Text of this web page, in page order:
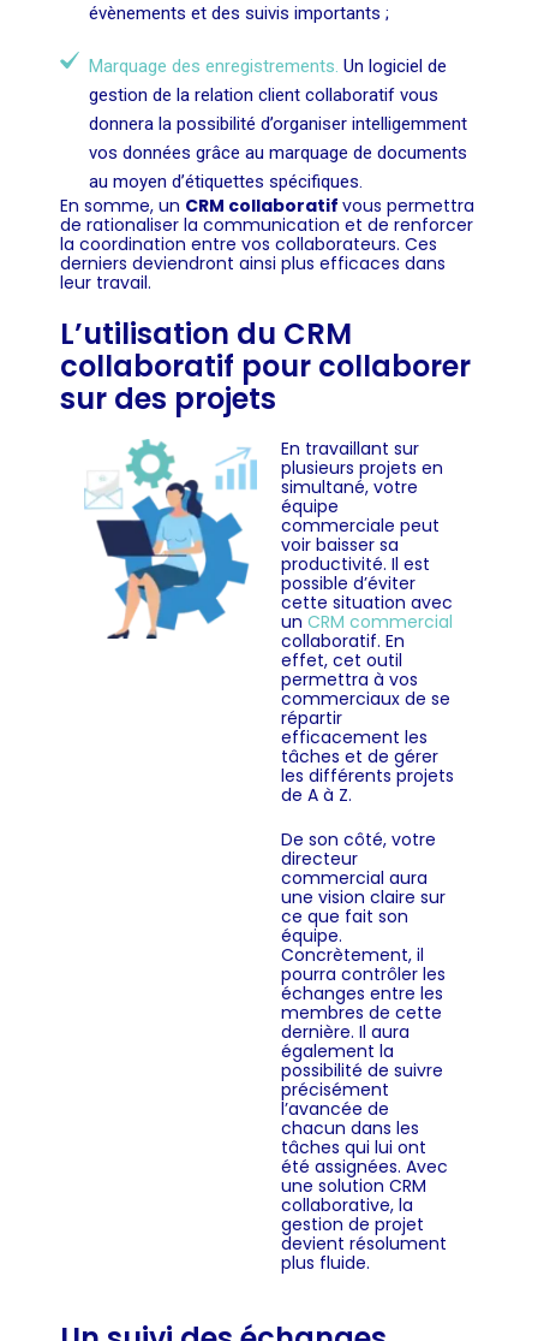
évènements et des suivis importants ;
Marquage des enregistrements. Un logiciel de
gestion de la relation client collaboratif vous
donnera la possibilité d’organiser intelligemment
vos données grâce au marquage de documents
au moyen d’étiquettes spécifiques.
En somme, un CRM collaboratif vous permettra
de rationaliser la communication et de renforcer
la coordination entre vos collaborateurs. Ces
derniers deviendront ainsi plus efficaces dans
leur travail.
L’utilisation du CRM
collaboratif pour collaborer
sur des projets
En travaillant sur
plusieurs projets en
simultané, votre
équipe
commerciale peut
voir baisser sa
productivité. Il est
possible d’éviter
cette situation avec
un CRM commercial
collaboratif. En
effet, cet outil
permettra à vos
commerciaux de se
répartir
efficacement les
tâches et de gérer
les différents projets
de A à Z.
De son côté, votre
directeur
commercial aura
une vision claire sur
ce que fait son
équipe.
Concrètement, il
pourra contrôler les
échanges entre les
membres de cette
dernière. Il aura
également la
possibilité de suivre
précisément
l’avancée de
chacun dans les
tâches qui lui ont
été assignées. Avec
une solution CRM
collaborative, la
gestion de projet
devient résolument
plus fluide.